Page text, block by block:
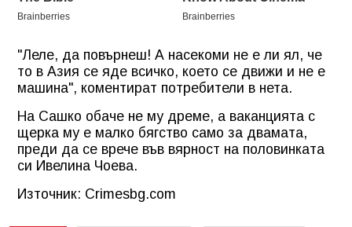
"Леле, да повърнеш! А насекоми не е ли ял, че
то в Азия се яде всичко, което се движи и не е
машина", коментират потребители в нета.
На Сашко обаче не му дреме, а ваканцията с
щерка му е малко бягство само за двамата,
преди да се врече във вярност на половинката
си Ивелина Чоева.
Източник: Crimesbg.com